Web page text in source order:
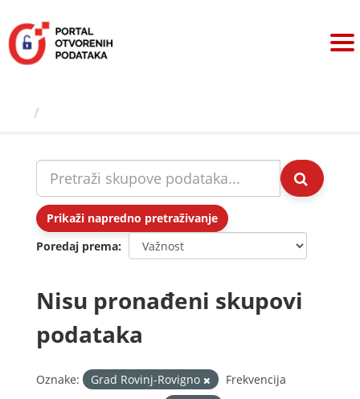
sadržaj
Prikaži napredno pretraživanje
Poredaj prema
Nisu pronađeni skupovi
podataka
Oznake: Grad Rovinj-Rovigno
Frekvencija